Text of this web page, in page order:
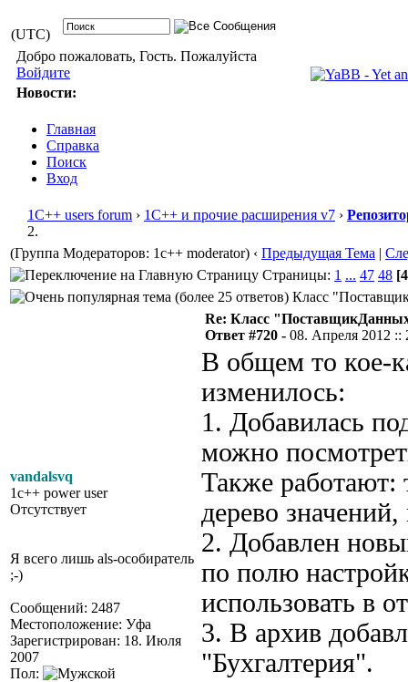
(UTC)
Добро пожаловать, Гость. Пожалуйста
Войдите
Новости:
Главная
Справка
Поиск
Вход
1С++ users forum › 1С++ и прочие расширения v7 ›
2.
(Группа Модераторов: 1c++ moderator) ‹ Предыдущая Тема |
Страницы: 1 ... 47 48
Класс
vandalsvq
1c++ power user
Отсутствует
Я всего лишь als-особиратель
;-)
Сообщений: 2487
Местоположение: Уфа
Зарегистрирован: 18. Июля
2007
Пол:
Re: Класс
Ответ #720 - 08. Апреля 2012 ::
В общем то кое-
изменилось:
1. Добавилась
можно
Также работают:
дерево
2. Добавлен
по полю
использовать в
3. В архив
"Бухгалтерия".